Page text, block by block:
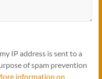
IP address is sent to a
of spam prevention
information on